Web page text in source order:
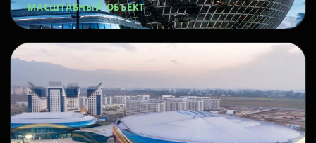
МАСШТАБНЫЙ ОБЪЕКТ